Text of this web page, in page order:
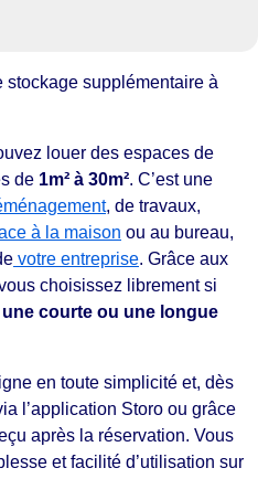
stockage supplémentaire à
louer des espaces de
de 1m² à 30m². C’est une
, de travaux,
à la maison ou au bureau,
votre entreprise. Grâce aux
choisissez librement si
une courte ou une longue
en toute simplicité et, dès
l’application Storo ou grâce
après la réservation. Vous
et facilité d’utilisation sur